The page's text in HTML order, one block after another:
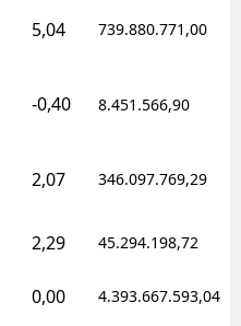
5,04 739.880.771,00
-0,40 8.451.566,90
2,07 346.097.769,29
2,29 45.294.198,72
0,00 4.393.667.593,04